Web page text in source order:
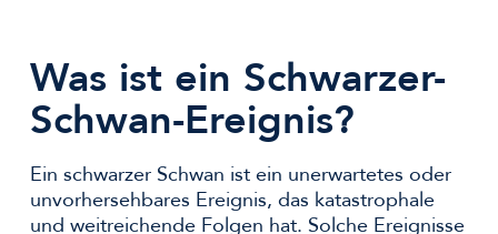
Was ist ein Schwarzer-
Schwan-Ereignis?
Ein schwarzer Schwan ist ein unerwartetes oder
unvorhersehbares Ereignis, das katastrophale
und weitreichende Folgen hat. Solche Ereignisse